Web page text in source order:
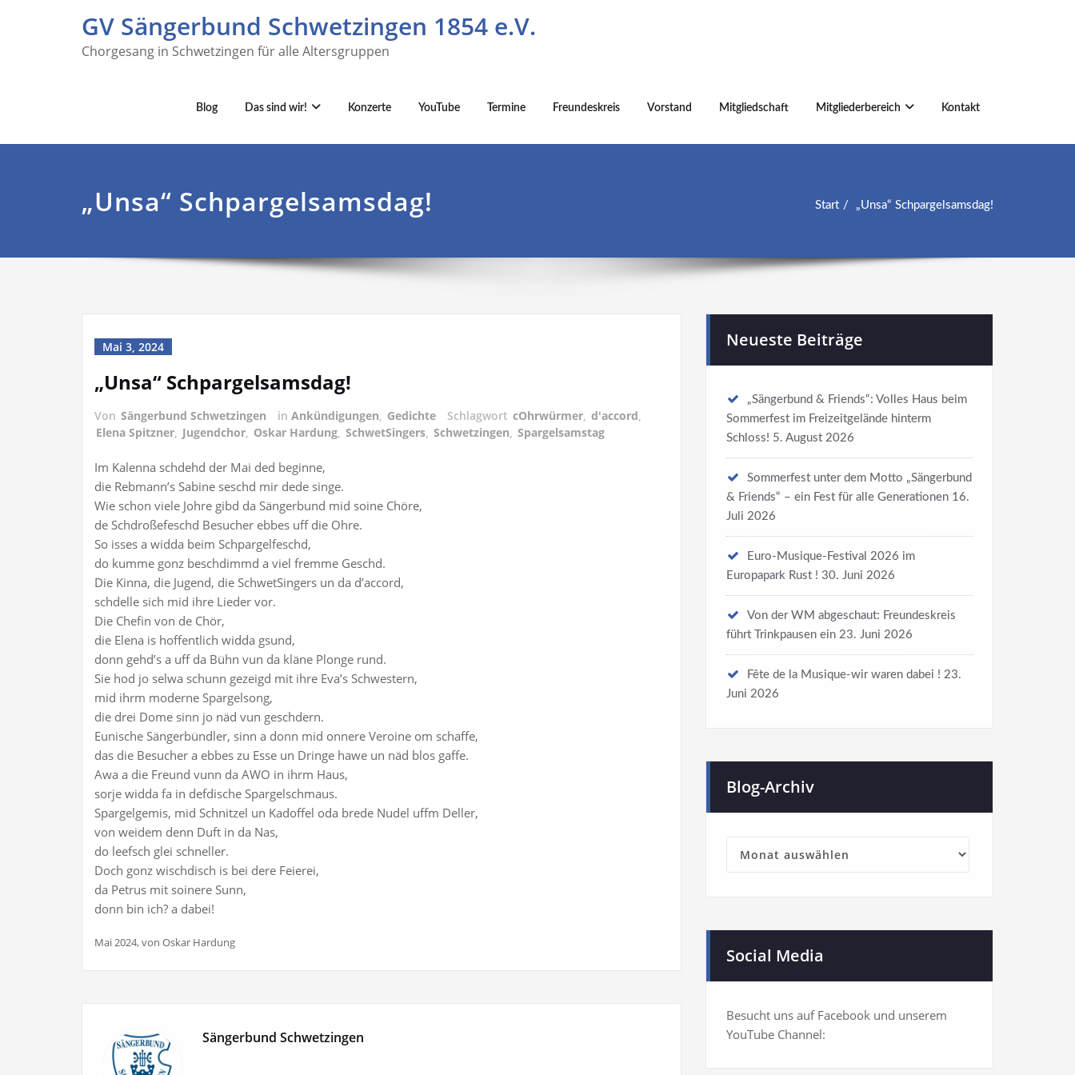
GV Sängerbund Schwetzingen 1854 e.V.
Chorgesang in Schwetzingen für alle Altersgruppen
Blog Das sind wir! Konzerte YouTube Termine Freundeskreis Vorstand Mitgliedschaft Mitgliederbereich Kontakt
„Unsa“ Schpargelsamsdag! Start „Unsa“ Schpargelsamsdag!
Mai 3, 2024
„Unsa“ Schpargelsamsdag!
Von Sängerbund Schwetzingen in Ankündigungen, Gedichte Schlagwort cOhrwürmer, d'accord,
Elena Spitzner, Jugendchor, Oskar Hardung, SchwetSingers, Schwetzingen, Spargelsamstag
Im Kalenna schdehd der Mai ded beginne,
die Rebmann’s Sabine seschd mir dede singe.
Wie schon viele Johre gibd da Sängerbund mid soine Chöre,
de Schdroßefeschd Besucher ebbes uff die Ohre.
So isses a widda beim Schpargelfeschd,
do kumme gonz beschdimmd a viel fremme Geschd.
Die Kinna, die Jugend, die SchwetSingers un da d’accord,
schdelle sich mid ihre Lieder vor.
Die Chefin von de Chör,
die Elena is hoffentlich widda gsund,
donn gehd’s a uff da Bühn vun da kläne Plonge rund.
Sie hod jo selwa schunn gezeigd mit ihre Eva’s Schwestern,
mid ihrm moderne Spargelsong,
die drei Dome sinn jo näd vun geschdern.
Eunische Sängerbündler, sinn a donn mid onnere Veroine om schaffe,
das die Besucher a ebbes zu Esse un Dringe hawe un näd blos gaffe.
Awa a die Freund vunn da AWO in ihrm Haus,
sorje widda fa in defdische Spargelschmaus.
Spargelgemis, mid Schnitzel un Kadoffel oda brede Nudel uffm Deller,
von weidem denn Duft in da Nas,
do leefsch glei schneller.
Doch gonz wischdisch is bei dere Feierei,
da Petrus mit soinere Sunn,
donn bin ich? a dabei!
Mai 2024, von Oskar Hardung
Sängerbund Schwetzingen
Neueste Beiträge
„Sängerbund & Friends“: Volles Haus beim
Sommerfest im Freizeitgelände hinterm
Schloss! 5. August 2026
Sommerfest unter dem Motto „Sängerbund
& Friends“ – ein Fest für alle Generationen 16.
Juli 2026
Euro-Musique-Festival 2026 im
Europapark Rust ! 30. Juni 2026
Von der WM abgeschaut: Freundeskreis
führt Trinkpausen ein 23. Juni 2026
Fête de la Musique-wir waren dabei ! 23.
Juni 2026
Blog-Archiv
Archiv
Social Media
Besucht uns auf Facebook und unserem
YouTube Channel: